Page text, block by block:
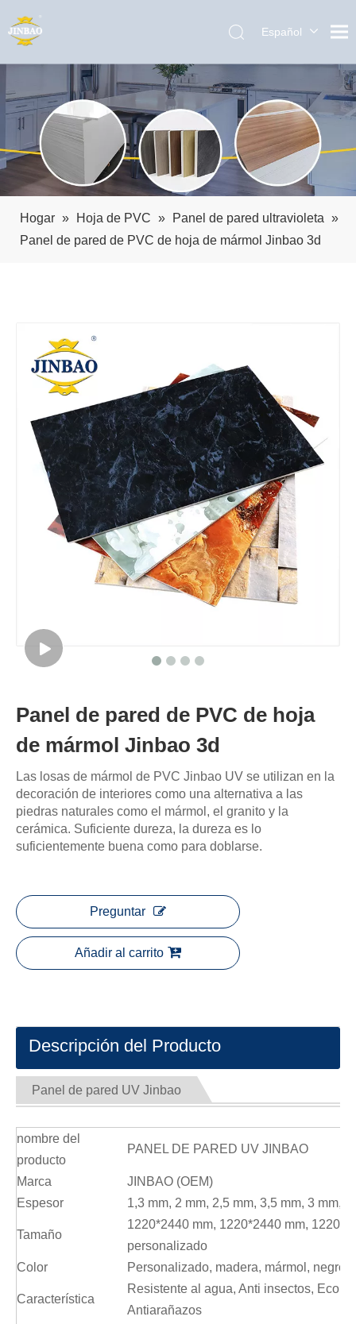
Español
Pусский
Português
Hogar » Hoja de PVC » Panel de pared ultravioleta »
Panel de pared de PVC de hoja de mármol Jinbao 3d
Panel de pared de PVC de hoja
de mármol Jinbao 3d
Las losas de mármol de PVC Jinbao UV se utilizan en la
decoración de interiores como una alternativa a las
piedras naturales como el mármol, el granito y la
cerámica. Suficiente dureza, la dureza es lo
suficientemente buena como para doblarse.
Preguntar
Añadir al carrito
Descripción del Producto
Panel de pared UV Jinbao
nombre del
producto
PANEL DE PARED UV JINBAO
Marca
JINBAO (OEM)
Espesor
1,3 mm, 2 mm, 2,5 mm, 3,5 mm, 3 mm,
Tamaño
1220*2440 mm, 1220*2440 mm,
personalizado
Color
Personalizado, madera, mármol, negro,
Característica
Resistente al agua, Anti insectos,
Antiarañazos